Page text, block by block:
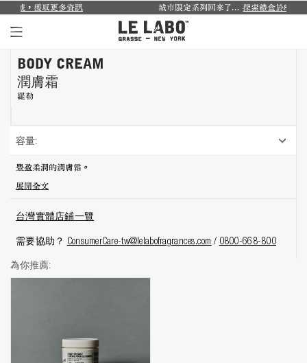
個人香氛系列
室內香氛系列
別緻小物
探索體驗裝
關於我們
多資訊 城市限定系列回來了...探索禮盒於8月1日至9月30日限
BODY CREAM
潤膚霜
羅勒
容量:
豐盈柔潤的潤膚霜。
展開全文
台灣實體店鋪一覽
需要協助？ ConsumerCare-tw@lelabofragrances.com / 0800-668-800
為你推薦: